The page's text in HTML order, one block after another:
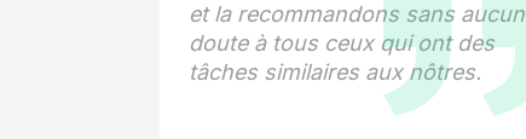
et la recommandons sans aucun
doute à tous ceux qui ont des
tâches similaires aux nôtres.